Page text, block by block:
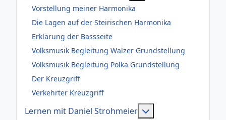
Vorstellung meiner Harmonika
Die Lagen auf der Steirischen Harmonika
Erklärung der Bassseite
Volksmusik Begleitung Walzer Grundstellung
Volksmusik Begleitung Polka Grundstellung
Der Kreuzgriff
Verkehrter Kreuzgriff
Lernen mit Daniel Strohmeier